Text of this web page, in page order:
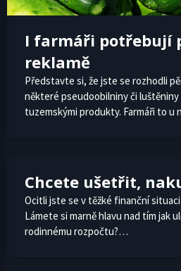
I farmáři potřebují
reklamě
Představte si, že jste se rozhodli
některé pseudoobilniny či
tuzemskými produkty. Farmáři to u
Chcete ušetřit,
Ocitli jste se v těžké finanční
Lámete si marně hlavu nad tím jak
rodinnému rozpočtu?…